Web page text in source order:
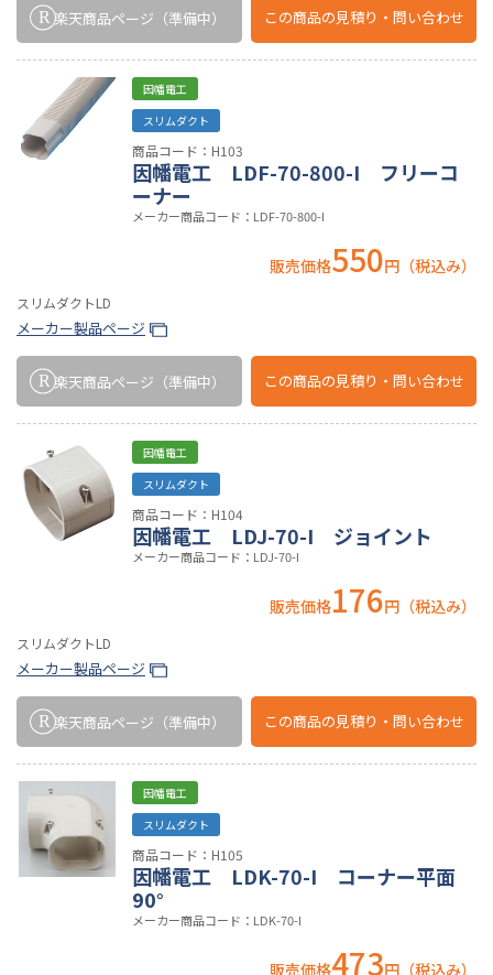
楽天商品ページ （準備中） この商品の見積り・問い合わせ
因幡電工
スリムダクト
商品コード：H103
因幡電工 LDF-70-800-I フリーコ
ーナー
メーカー商品コード：LDF-70-800-I
販売価格550円（税込み）
スリムダクトLD
メーカー製品ページ
楽天商品ページ （準備中） この商品の見積り・問い合わせ
因幡電工
スリムダクト
商品コード：H104
因幡電工 LDJ-70-I ジョイント
メーカー商品コード：LDJ-70-I
販売価格176円（税込み）
スリムダクトLD
メーカー製品ページ
楽天商品ページ （準備中） この商品の見積り・問い合わせ
因幡電工
スリムダクト
商品コード：H105
因幡電工 LDK-70-I コーナー平面
90°
メーカー商品コード：LDK-70-I
販売価格473円（税込み）